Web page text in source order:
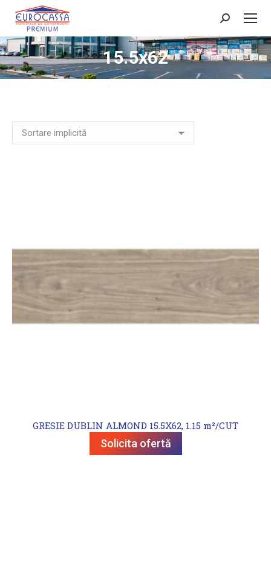
Search:
15.5x62
GRESIE DUBLIN ALMOND 15.5X62, 1.15 m²/CUT
Solicita ofertă